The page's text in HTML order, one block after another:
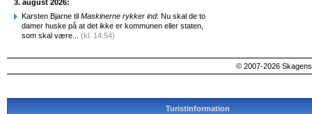
3. august 2026:
Karsten Bjarne til Maskinerne rykker ind: Nu skal de to
damer huske på at det ikke er kommunen eller staten,
som skal være... (kl. 14:54)
© 2007-2026
Turistinformation